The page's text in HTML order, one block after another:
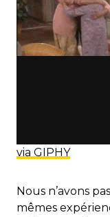
via GIPHY
Nous n’avons
mêmes